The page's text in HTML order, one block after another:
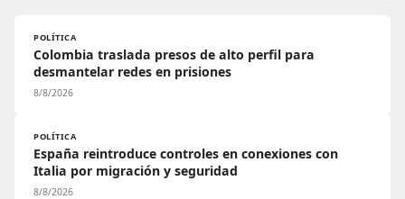
POLÍTICA
Colombia traslada presos de alto perfil para
desmantelar redes en prisiones
8/8/2026
POLÍTICA
España reintroduce controles en conexiones con
Italia por migración y seguridad
8/8/2026